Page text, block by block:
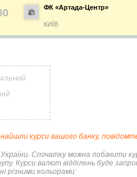
МАНДРІВНИКІВ
ФК «Артада-Центр»
КИЇВ
курси вашого банку,
України. Спочатку можна побачити
Курси валют відділень буде
різними кольорами: